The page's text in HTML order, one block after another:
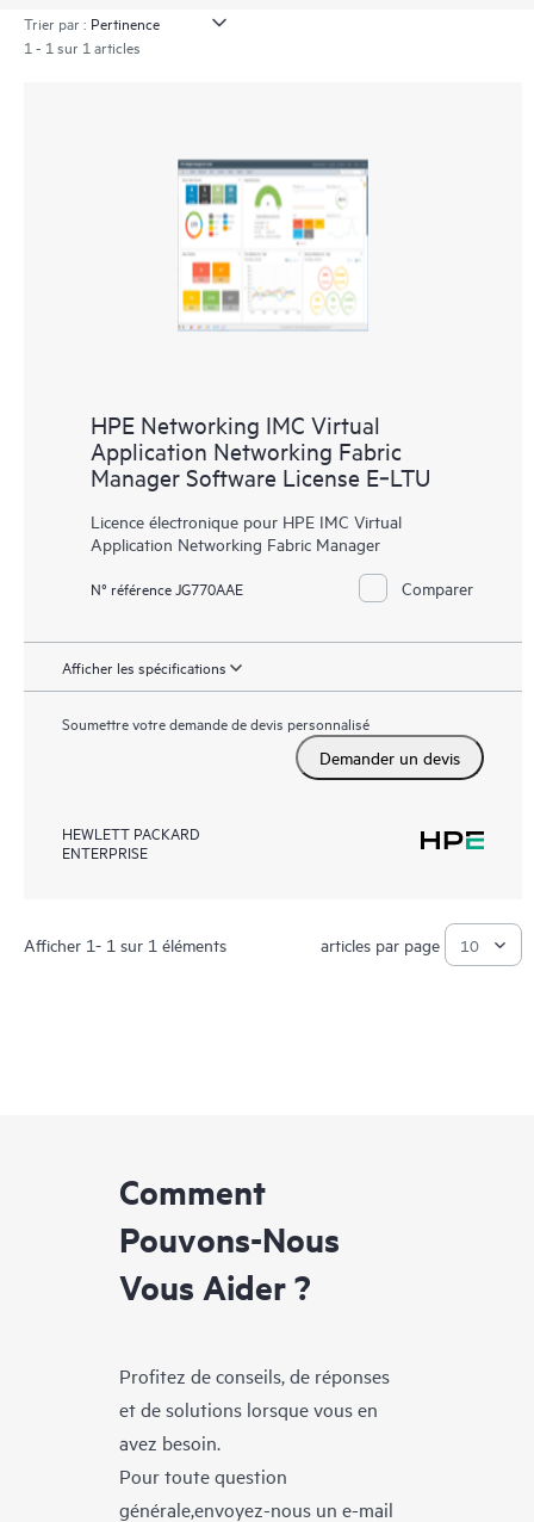
Trier par :
1 - 1 sur 1 articles
HPE Networking IMC Virtual
Application Networking Fabric
Manager Software License E‑LTU
Licence électronique pour HPE IMC Virtual
Application Networking Fabric Manager
N° référence JG770AAE Comparer
Afficher les spécifications
Soumettre votre demande de devis personnalisé
Demander un devis
HEWLETT PACKARD
ENTERPRISE
Afficher 1- 1 sur 1 éléments articles par page
Comment
Pouvons-Nous
Vous Aider ?
Profitez de conseils, de réponses
et de solutions lorsque vous en
avez besoin.
Pour toute question
générale,envoyez-nous un e-mail